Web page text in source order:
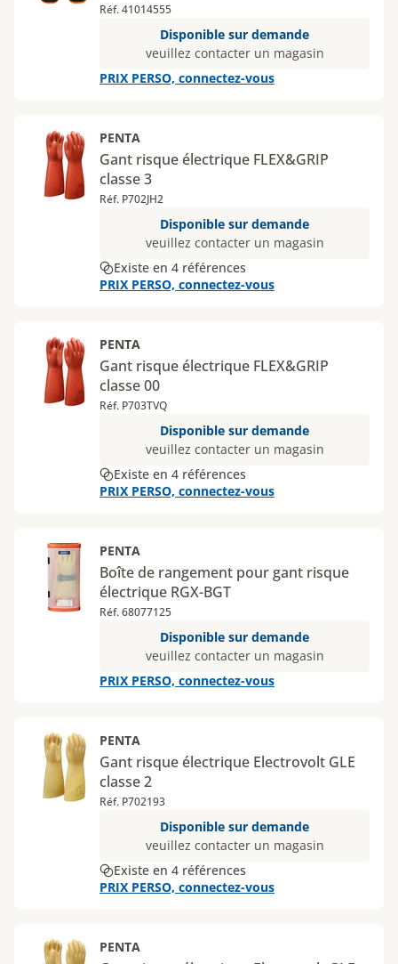
Réf. 41014555
Disponible sur demande
veuillez contacter un magasin
PRIX PERSO, connectez-vous
PENTA
Gant risque électrique FLEX&GRIP
classe 3
Réf. P702JH2
Disponible sur demande
veuillez contacter un magasin
Existe en 4 références
PRIX PERSO, connectez-vous
PENTA
Gant risque électrique FLEX&GRIP
classe 00
Réf. P703TVQ
Disponible sur demande
veuillez contacter un magasin
Existe en 4 références
PRIX PERSO, connectez-vous
PENTA
Boîte de rangement pour gant risque
électrique RGX-BGT
Réf. 68077125
Disponible sur demande
veuillez contacter un magasin
PRIX PERSO, connectez-vous
PENTA
Gant risque électrique Electrovolt GLE
classe 2
Réf. P702193
Disponible sur demande
veuillez contacter un magasin
Existe en 4 références
PRIX PERSO, connectez-vous
PENTA